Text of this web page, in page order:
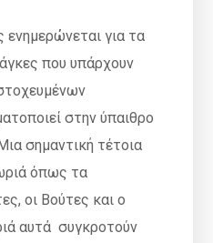
για τα
που υπάρχουν
στην ύπαιθρο
σημαντική τέτοια
όπως τα
οι Βούτες και ο
αυτά συγκροτούν